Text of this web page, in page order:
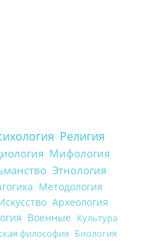
Религия
Мифология
Этнология
Методология
Археология
Военные Культура
философия Биология